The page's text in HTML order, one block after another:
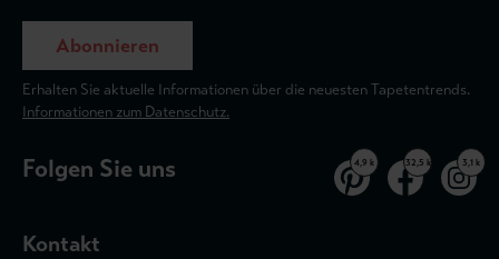
Abonnieren
Erhalten Sie aktuelle Informationen über die neuesten Tapetentrends.
Informationen zum Datenschutz.
Folgen Sie uns 4,9 k 32,5 k 3,1 k
Kontakt